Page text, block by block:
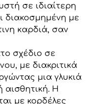
σε ιδιαίτερη
διακοσμημένη με
καρδιά, σαν
σχέδιο σε
με διακριτικά
μια γλυκιά
αισθητική. Η
με κορδέλες